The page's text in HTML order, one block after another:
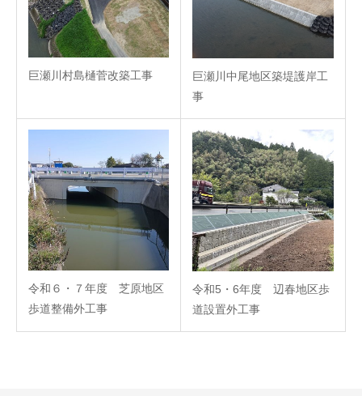
巨瀬川村島樋菅改築工事
巨瀬川中尾地区築堤護岸工
事
令和６・７年度 芝原地区
歩道整備外工事
令和5・6年度 辺春地区歩
道設置外工事